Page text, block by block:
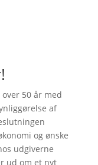
50 år med
af
og ønske
udgiverne
ud om et nyt